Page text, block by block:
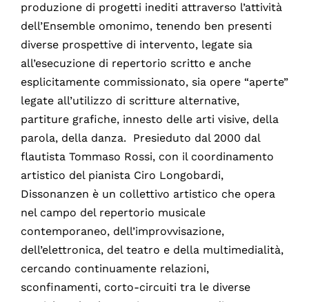
produzione di progetti inediti attraverso l’attività
dell’Ensemble omonimo, tenendo ben presenti
diverse prospettive di intervento, legate sia
all’esecuzione di repertorio scritto e anche
esplicitamente commissionato, sia opere “aperte”
legate all’utilizzo di scritture alternative,
partiture grafiche, innesto delle arti visive, della
parola, della danza. Presieduto dal 2000 dal
flautista Tommaso Rossi, con il coordinamento
artistico del pianista Ciro Longobardi,
Dissonanzen è un collettivo artistico che opera
nel campo del repertorio musicale
contemporaneo, dell’improvvisazione,
dell’elettronica, del teatro e della multimedialità,
cercando continuamente relazioni,
sconfinamenti, corto-circuiti tra le diverse